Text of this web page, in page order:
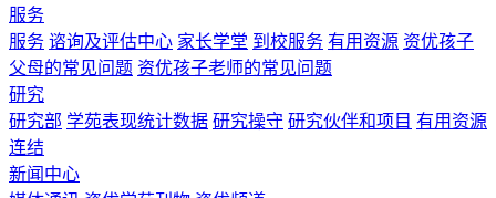
服务
服务 谘询及评估中心 家长学堂 到校服务 有用资源 资优孩子
父母的常见问题 资优孩子老师的常见问题
研究
研究部 学苑表现统计数据 研究操守 研究伙伴和项目 有用资源
连结
新闻中心